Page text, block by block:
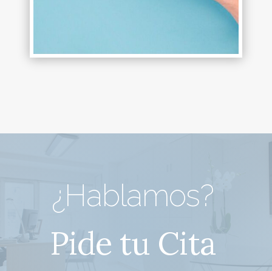
¿Hablamos?
Pide tu Cita